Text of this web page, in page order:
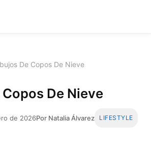
De Copos De Nieve
De Nieve
de 2026Por Natalia Álvarez LIFESTYLE